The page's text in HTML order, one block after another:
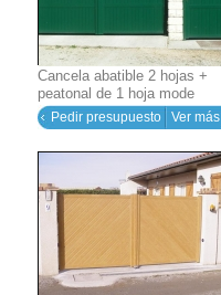
Cancela abatible 2 hojas +
peatonal de 1 hoja mode
Pedir presupuesto Ver más